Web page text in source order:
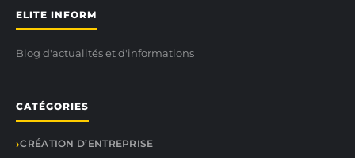
ELITE INFORM
Blog d'actualités et d'informations
CATÉGORIES
CRÉATION D’ENTREPRISE